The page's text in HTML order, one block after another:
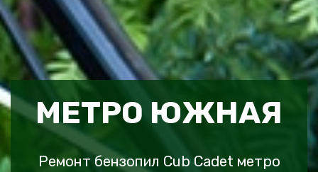
МЕТРО ЮЖНАЯ
Ремонт бензопил Cub Cadet метро